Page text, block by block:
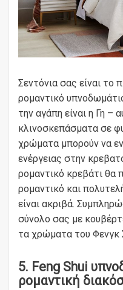
Σεντόνια σας είναι το
ρομαντικό
την αγάπη είναι η Γη –
κλινοσκεπάσματα σε
χρώματα μπορούν να
ενέργειας στην
ρομαντικό κρεβάτι θα
ρομαντικό και
είναι ακριβά.
σύνολο σας με
τα χρώματα του Φενγκ
5. Feng Shui
ρομαντική